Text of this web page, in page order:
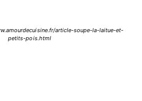
article-soupe-la-laitue-et-
petits-pois.html